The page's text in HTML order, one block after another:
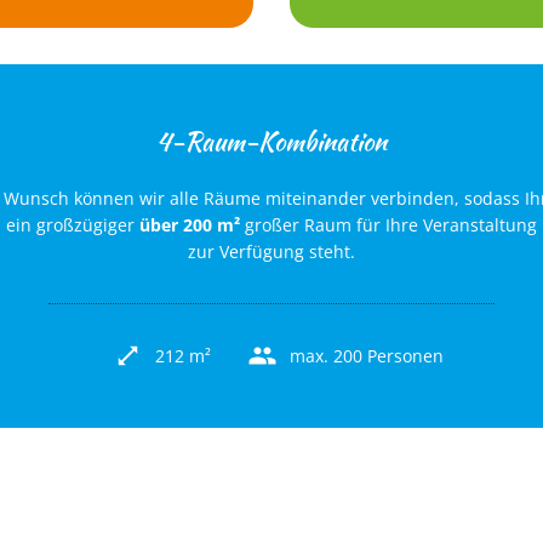
4-Raum-Kombination
können wir alle Räume miteinander verbinden, sodass
ein großzügiger über 200 m² großer Raum für Ihre Veranstaltung
zur Verfügung steht.
212 m² max. 200 Personen